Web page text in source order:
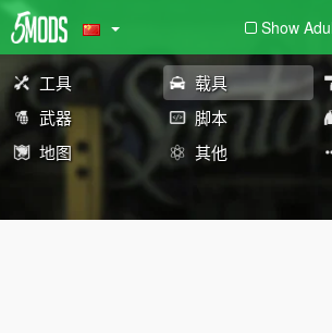
Show
工具 载具
武器
脚本
地图
其他